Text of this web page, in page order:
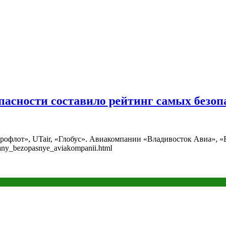
составило рейтинг самых
UTair, «Глобус». Авиакомпании «Владивосток Авиа»,